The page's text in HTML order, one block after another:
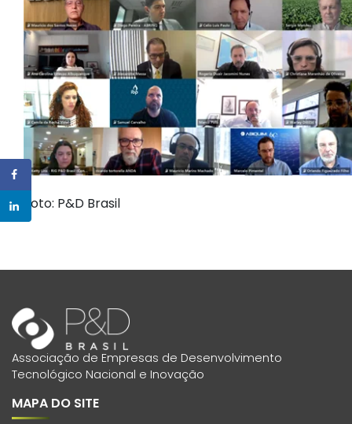
Foto: P&D Brasil
Associação de Empresas de Desenvolvimento
Tecnológico Nacional e Inovação
MAPA DO SITE